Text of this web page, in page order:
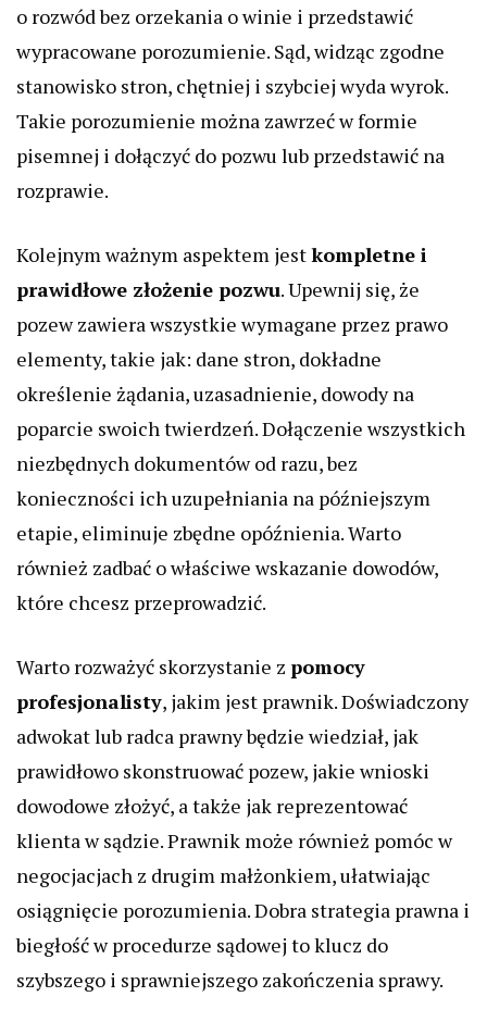
o rozwód bez orzekania o winie i przedstawić
wypracowane porozumienie. Sąd, widząc zgodne
stanowisko stron, chętniej i szybciej wyda wyrok.
Takie porozumienie można zawrzeć w formie
pisemnej i dołączyć do pozwu lub przedstawić na
rozprawie.
Kolejnym ważnym aspektem jestkompletne i
prawidłowe złożenie pozwu. Upewnij się, że
pozew zawiera wszystkie wymagane przez prawo
elementy, takie jak: dane stron, dokładne
określenie żądania, uzasadnienie, dowody na
poparcie swoich twierdzeń. Dołączenie wszystkich
niezbędnych dokumentów od razu, bez
konieczności ich uzupełniania na późniejszym
etapie, eliminuje zbędne opóźnienia. Warto
również zadbać o właściwe wskazanie dowodów,
które chcesz przeprowadzić.
Warto rozważyć skorzystanie z pomocy
profesjonalisty, jakim jest prawnik. Doświadczony
adwokat lub radca prawny będzie wiedział, jak
prawidłowo skonstruować pozew, jakie wnioski
dowodowe złożyć, a także jak reprezentować
klienta w sądzie. Prawnik może również pomóc w
negocjacjach z drugim małżonkiem, ułatwiając
osiągnięcie porozumienia. Dobra strategia prawna i
biegłość w procedurze sądowej to klucz do
szybszego i sprawniejszego zakończenia sprawy.